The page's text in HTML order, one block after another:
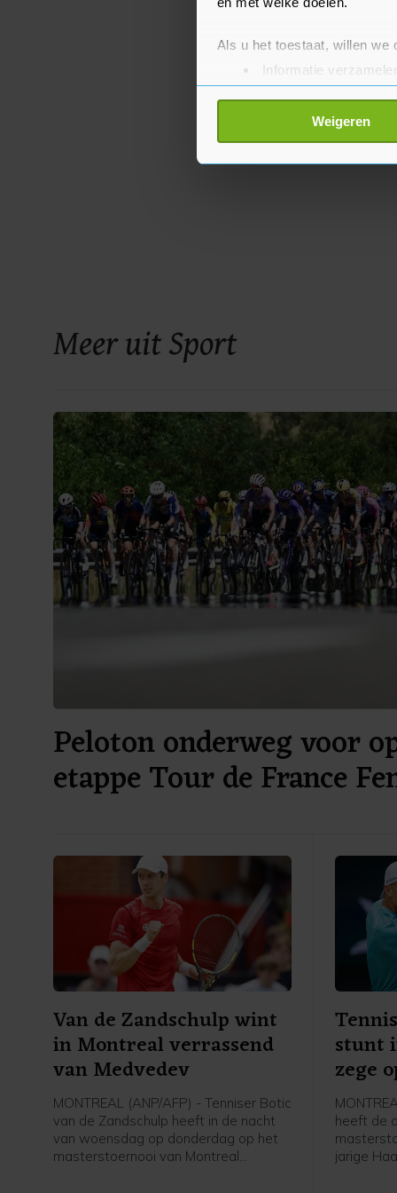
Als u het toestaat, willen we
Informatie
Uw apparaat
Lees meer over hoe uw
toestemming op elk moment
Weigeren
Meer uit Sport
Peloton onderweg voor
etappe Tour de France
Van de Zandschulp wint
in Montreal verrassend
van Medvedev
MONTREAL (ANP/AFP) - Tenniser Botic
van de Zandschulp heeft in de nacht
van woensdag op donderdag op het
masterstoernooi van Montreal
stunt
zege
heeft de
jarige